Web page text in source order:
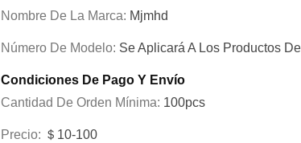
Nombre De La Marca: Mjmhd
Número De Modelo: Se Aplicará A Los Productos
Condiciones De Pago Y Envío
Cantidad De Orden Mínima: 100pcs
Precio: ＄10-100